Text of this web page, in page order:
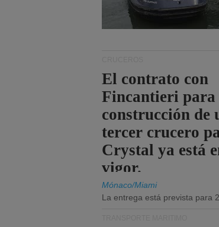
El contrato con
Fincantieri para
construcción de
tercer crucero
Crystal ya está
vigor.
Mónaco/Miami
La entrega está prevista para